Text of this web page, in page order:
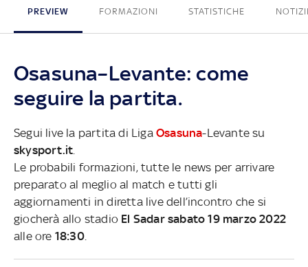
PREVIEW FORMAZIONI STATISTICHE
Osasuna–Levante: come
seguire la partita.
Segui live la partita di Liga Osasuna-Levante su
skysport.it
Le probabili formazioni, tutte le news per arrivare
preparato al meglio al match e tutti gli
aggiornamenti in diretta live dell’incontro che si
giocherà allo stadio El Sadar sabato 19 marzo 2022
alle ore 18:30.